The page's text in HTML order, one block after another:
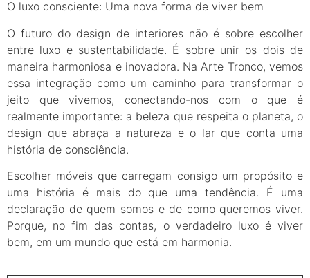
O luxo consciente: Uma nova forma de viver bem
O futuro do design de interiores não é sobre escolher
entre luxo e sustentabilidade. É sobre unir os dois de
maneira harmoniosa e inovadora. Na Arte Tronco, vemos
essa integração como um caminho para transformar o
jeito que vivemos, conectando-nos com o que é
realmente importante: a beleza que respeita o planeta, o
design que abraça a natureza e o lar que conta uma
história de consciência.
Escolher móveis que carregam consigo um propósito e
uma história é mais do que uma tendência. É uma
declaração de quem somos e de como queremos viver.
Porque, no fim das contas, o verdadeiro luxo é viver
bem, em um mundo que está em harmonia.